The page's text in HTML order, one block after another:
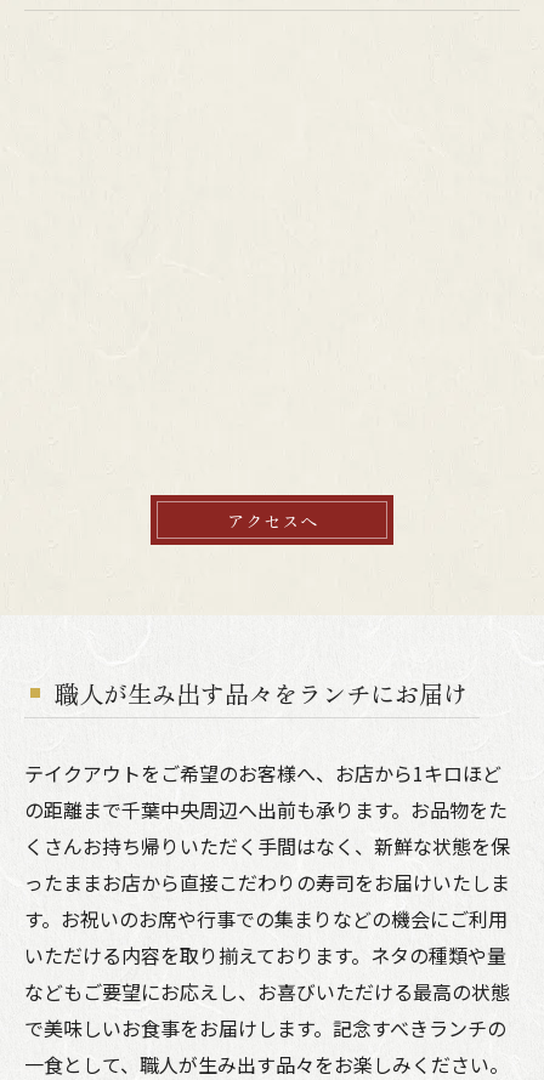
アクセスへ
職人が生み出す品々をランチにお届け
テイクアウトをご希望のお客様へ、お店から1キロほど
の距離まで千葉中央周辺へ出前も承ります。お品物をた
くさんお持ち帰りいただく手間はなく、新鮮な状態を保
ったままお店から直接こだわりの寿司をお届けいたしま
す。お祝いのお席や行事での集まりなどの機会にご利用
いただける内容を取り揃えております。ネタの種類や量
などもご要望にお応えし、お喜びいただける最高の状態
で美味しいお食事をお届けします。記念すべきランチの
一食として、職人が生み出す品々をお楽しみください。